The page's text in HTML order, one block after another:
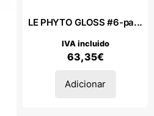
LE PHYTO GLOSS #6-pa...
63,35€
IVA incluido
Adicionar